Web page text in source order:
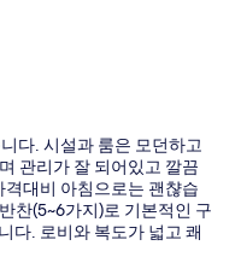
다. 시설과 룸은 모던하고
관리가 잘 되어있고 깔끔
대비 아침으로는 괜챦습
찬(5~6가지)로 기본적인 구
다. 로비와 복도가 넓고 쾌